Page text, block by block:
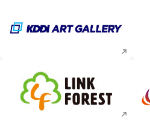
新規ウィンドウで開く
新規ウィンドウで開く